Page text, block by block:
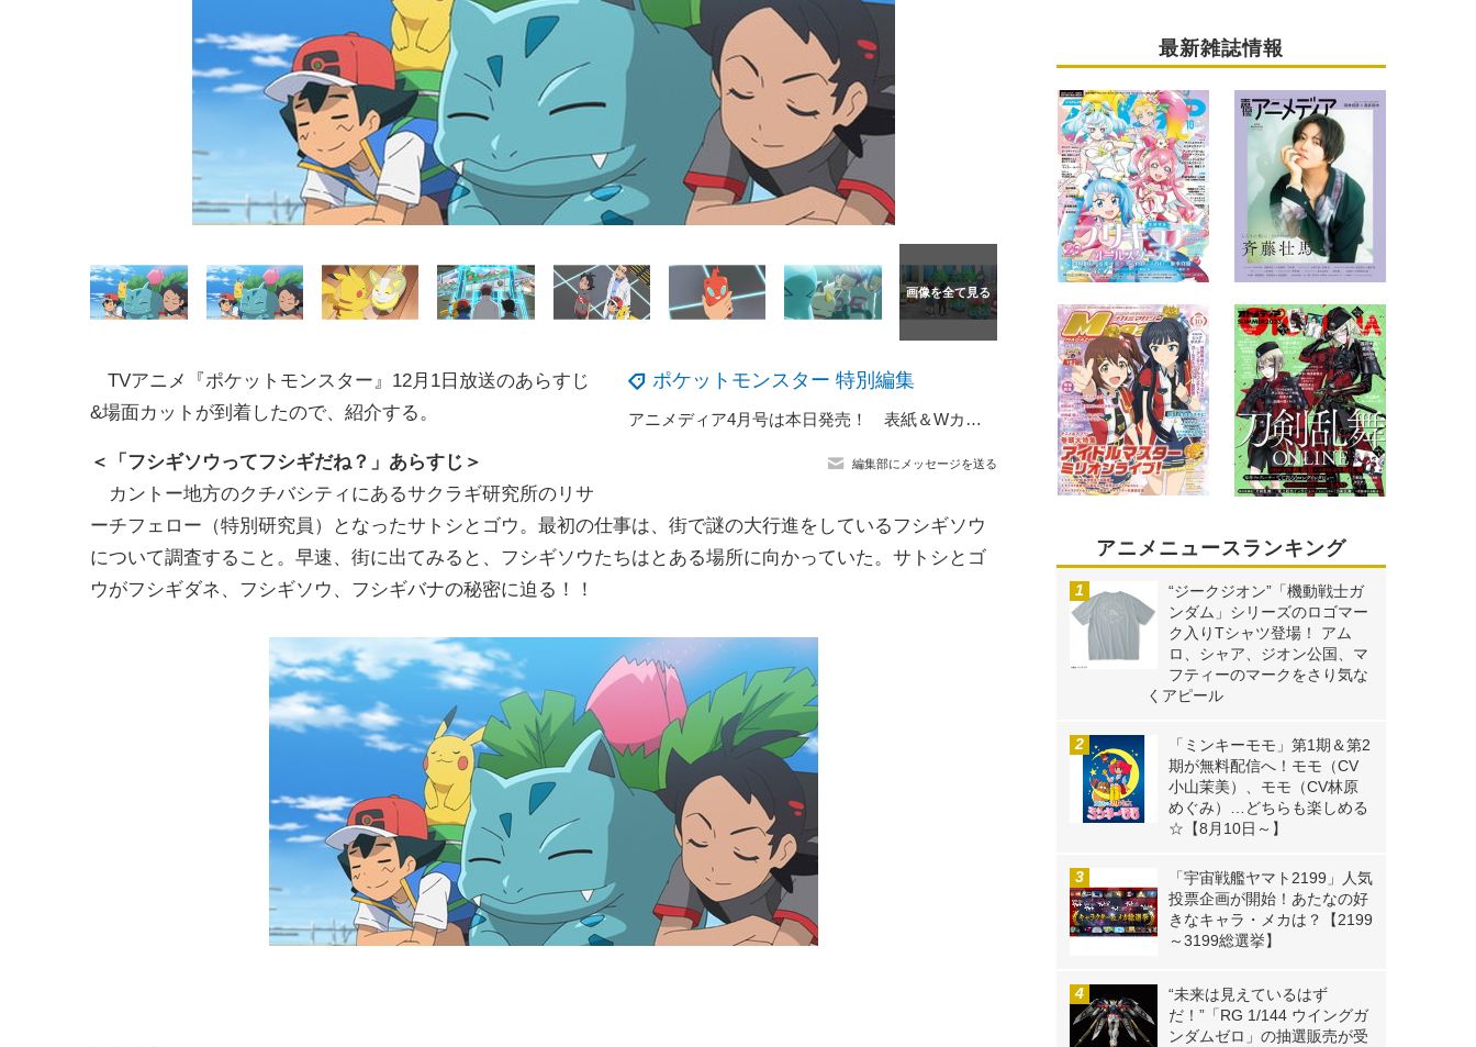
ポケットモンスター 特別編集
アニメディア4月号は本日発売！ 表紙＆Wカバーはあんさんぶるスターズ！ ！追憶セレクション『エレメント』とテレビアニメ「ポケットモンスター めざせポケモンマスター」！
編集部にメッセージを送る
TVアニメ『ポケットモンスター』12月1日放送のあらすじ
&場面カットが到着したので、紹介する。
＜「フシギソウってフシギだね？」あらすじ＞
カントー地方のクチバシティにあるサクラギ研究所のリサ
ーチフェロー（特別研究員）となったサトシとゴウ。最初の仕事は、街で謎の大行進をしているフシギソウ
について調査すること。早速、街に出てみると、フシギソウたちはとある場所に向かっていた。サトシとゴ
ウがフシギダネ、フシギソウ、フシギバナの秘密に迫る！！
最新雑誌情報
アニメニュースランキング
“ジークジオン”「機動戦士ガ
ンダム」シリーズのロゴマー
ク入りTシャツ登場！ アム
ロ、シャア、ジオン公国、マ
フティーのマークをさり気な
くアピール
「ミンキーモモ」第1期＆第2
期が無料配信へ！モモ（CV
小山茉美）、モモ（CV林原
めぐみ）…どちらも楽しめる
☆【8月10日～】
「宇宙戦艦ヤマト2199」人気
投票企画が開始！あたなの好
きなキャラ・メカは？【2199
～3199総選挙】
“未来は見えているはず
だ！”「RG 1/144 ウイングガ
ンダムゼロ」の抽選販売が受